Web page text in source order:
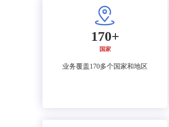
170+
国家
业务覆盖170多个国家和地区